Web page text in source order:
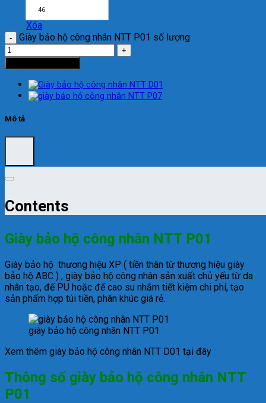
46
Xóa
Giày bảo hộ công nhân NTT P01 số lượng
Mô tả
Contents
Giày bảo hộ công nhân NTT P01
Giày bảo hộ thương hiệu XP ( tiền thân từ thương hiệu giày
bảo hộ ABC ) , giày bảo hộ công nhân sản xuất chủ yếu từ da
nhân tạo, đế PU hoặc đế cao su nhằm tiết kiệm chi phí, tạo
sản phẩm hợp túi tiền, phân khúc giá rẻ.
giày bảo hộ công nhân NTT P01
Xem thêm giày bảo hộ công nhân NTT D01 tại đây
Thông số giày bảo hộ công nhân NTT
P01